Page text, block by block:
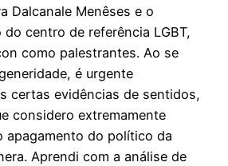
Dalcanale Menêses e o
centro de referência LGBT,
como palestrantes. Ao se
é urgente
certas evidências de sentidos,
considero extremamente
apagamento do político da
Aprendi com a análise de